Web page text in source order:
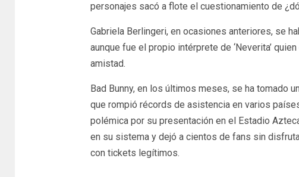
personajes sacó a flote el cuestionamiento de
Gabriela Berlingeri, en ocasiones anteriores, se
aunque fue el propio intérprete de ‘Neverita’
amistad.
Bad Bunny, en los últimos meses, se ha tomado
que rompió récords de asistencia en varios
polémica por su presentación en el Estadio
en su sistema y dejó a cientos de fans sin
con tickets legítimos.